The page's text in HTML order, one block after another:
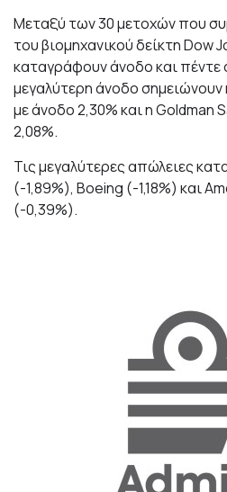
Μεταξύ των 30 μετοχών που
του βιομηχανικού δείκτη Dow
καταγράφουν άνοδο και
μεγαλύτερη άνοδο σημειώνουν
με άνοδο 2,30% και η Goldman
2,08%.
Τις μεγαλύτερες απώλειες
(-1,89%), Boeing (-1,18%) και
(-0,39%).